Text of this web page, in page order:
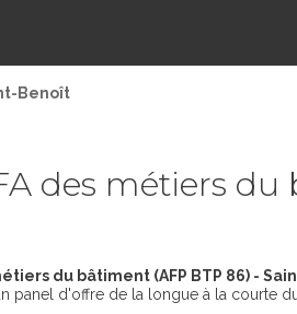
Benoît
des métiers du
du bâtiment (AFP BTP 86) -
panel d'offre de la longue à la courte